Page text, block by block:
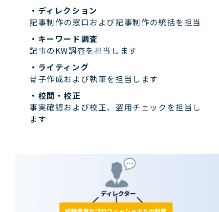
・ディレクション
記事制作の窓口および記事制作の統括を担当
・キーワード調査
記事のKW調査を担当します
・ライティング
骨子作成および執筆を担当します
・校閲・校正
事実確認および校正、盗用チェックを担当し
ます